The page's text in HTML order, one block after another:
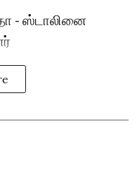
- ஸ்டாலினை